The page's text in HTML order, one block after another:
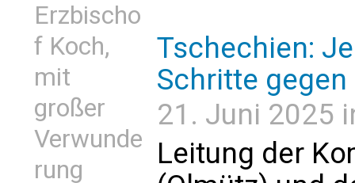
Erzbischo
f Koch,
mit
großer
Verwunde
rung
Tschechien:
Schritte
21. Juni 2025
Leitung der